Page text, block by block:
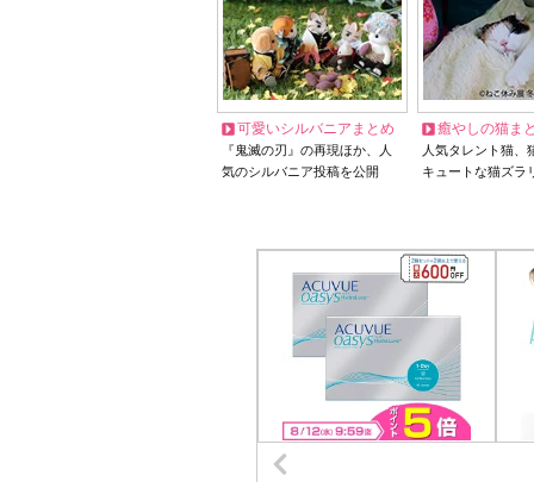
可愛いシルバニアまとめ
『鬼滅の刃』の再現ほか、人
気のシルバニア投稿を公開
癒やしの猫ま
人気タレント猫
キュートな猫ズラ